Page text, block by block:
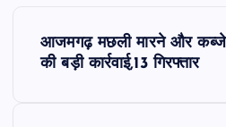
आजमगढ़ मछली मारने और कब्जे
की बड़ी कार्रवाई,13 गिरफ्तार